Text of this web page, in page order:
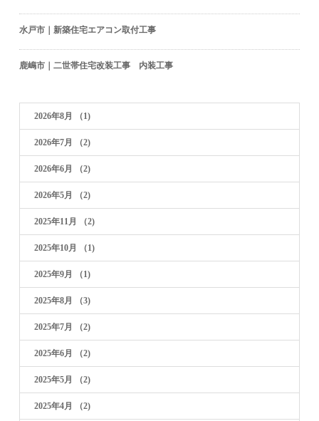
水戸市｜新築住宅エアコン取付工事
鹿嶋市｜二世帯住宅改装工事 内装工事
2026年8月 （1)
2026年7月 （2)
2026年6月 （2)
2026年5月 （2)
2025年11月 （2)
2025年10月 （1)
2025年9月 （1)
2025年8月 （3)
2025年7月 （2)
2025年6月 （2)
2025年5月 （2)
2025年4月 （2)